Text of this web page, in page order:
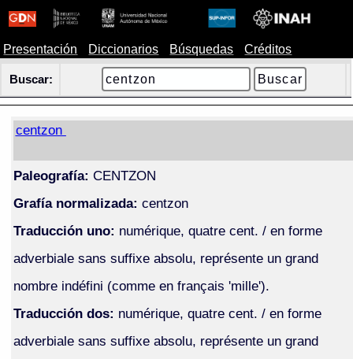
Presentación Diccionarios Búsquedas Créditos
Buscar:
centzon
Paleografía: CENTZON
Grafía normalizada: centzon
Traducción uno: numérique, quatre cent. / en forme
adverbiale sans suffixe absolu, représente un grand
nombre indéfini (comme en français 'mille').
Traducción dos: numérique, quatre cent. / en forme
adverbiale sans suffixe absolu, représente un grand